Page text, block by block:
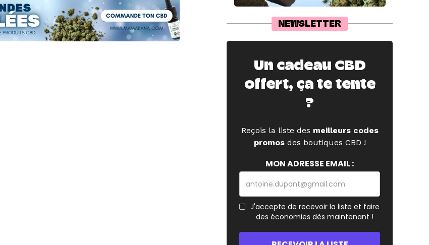
NEWSLETTER
Un cadeau CBD
offert, ça te tente
?
Reçois la liste des meilleurs codes
promosdes boutiques CBD !
MON ADRESSE EMAIL :
J'accepte de recevoir la liste et faire
des économies dès maintenant !